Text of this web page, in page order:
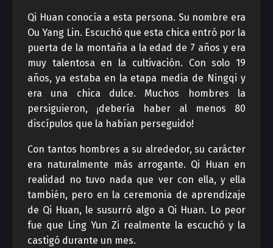
Qi Huan conocía a esta persona. Su nombre era
Ou Yang Lin. Escuchó que esta chica entró por la
puerta de la montaña a la edad de 7 años y era
muy talentosa en la cultivación. Con solo 19
años, ya estaba en la etapa media de Ningqi y
era una chica dulce. Muchos hombres la
persiguieron, ¡debería haber al menos 80
discípulos que la habían perseguido!
Con tantos hombres a su alrededor, su carácter
era naturalmente más arrogante. Qi Huan en
realidad no tuvo nada que ver con ella, y ella
también, pero en la ceremonia de aprendizaje
de Qi Huan, le susurró algo a Qi Huan. Lo peor
fue que Ling Yun Zi realmente la escuchó y la
castigó durante un mes.